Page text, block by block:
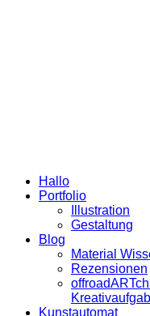
Hallo
Portfolio
Illustration
Gestaltung
Blog
Material
Rezensionen
Kunstautomat